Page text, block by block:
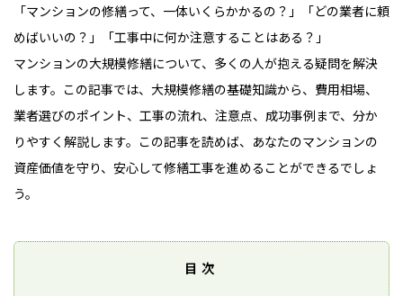
「マンションの修繕って、一体いくらかかるの？」「どの業者に頼
めばいいの？」「工事中に何か注意することはある？」
マンションの大規模修繕について、多くの人が抱える疑問を解決
します。この記事では、大規模修繕の基礎知識から、費用相場、
業者選びのポイント、工事の流れ、注意点、成功事例まで、分か
りやすく解説します。この記事を読めば、あなたのマンションの
資産価値を守り、安心して修繕工事を進めることができるでしょ
う。
目次